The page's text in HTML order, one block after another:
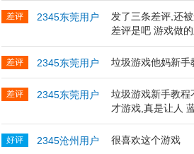
差评 2345东莞用户
发了三条差评,还
差评是吧 游戏做
差评 2345东莞用户 垃圾游戏他妈新
差评 2345东莞用户
垃圾游戏新手教
才游戏,真是让人
好评 2345沧州用户 很喜欢这个游戏